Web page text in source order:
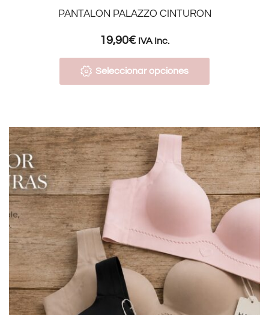
PANTALON PALAZZO CINTURON
19,90€ IVA Inc.
Seleccionar opciones